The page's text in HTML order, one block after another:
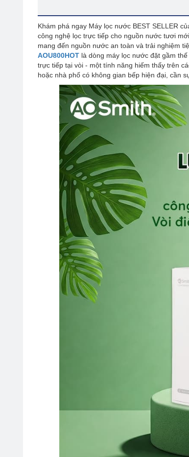
Khám phá ngay Máy lọc nước BEST SELLER
công nghệ lọc trực tiếp cho nguồn nước tươi
mang đến nguồn nước an toàn và trải nghiệm
AOU800HOT là dòng máy lọc nước đặt gầm
trực tiếp tại vòi - một tính năng hiếm thấy trên
hoặc nhà phố có không gian bếp hiện đại, cần